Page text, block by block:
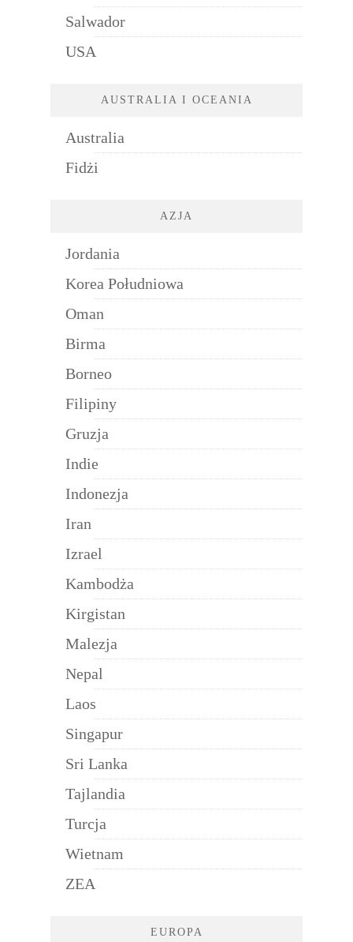
Salwador
USA
AUSTRALIA I OCEANIA
Australia
Fidżi
AZJA
Jordania
Korea Południowa
Oman
Birma
Borneo
Filipiny
Gruzja
Indie
Indonezja
Iran
Izrael
Kambodża
Kirgistan
Malezja
Nepal
Laos
Singapur
Sri Lanka
Tajlandia
Turcja
Wietnam
ZEA
EUROPA